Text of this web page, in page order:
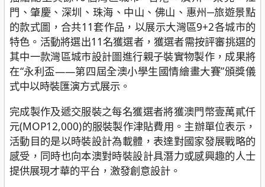
門、肇慶、深圳、珠海、中山、佛山、惠州─旅遊景點
的款式圖，合共11套作品，以展示大灣區9+2各城市的
特色。活動將選出11名獲選者，獲選者需按評審挑選的
其中一款灣區城市設計圖進行親子裝實物製作，成果將
在“永利盃——第四屆全澳小學生國情繪畫大賽”頒獎儀
式中以時裝匯演方式展示。
完成製作及遞交服裝之每名獲選者將獲澳門幣壹萬貳仟
元(MOP12,000)的服裝製作津貼費用。主辦單位表示，
活動目的是以時裝設計為載體，表達對國家發展戰略的
感受，同時也向本澳對時裝設計具潛力或感興趣的人士
提供展現才華的平台，激發創意設計。